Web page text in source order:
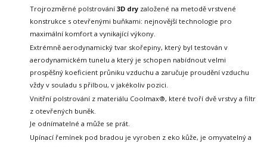
Trojrozměrné polstrování 3D dry založené na metodě vrstvené
konstrukce s otevřenými buňkami: nejnovější technologie pro
maximální komfort a vynikající výkony.
Extrémně aerodynamický tvar skořepiny, který byl testován v
aerodynamickém tunelu a který je schopen nabídnout velmi
prospěšný koeficient průniku vzduchu a zaručuje proudění vzduchu
vždy v souladu s přilbou, v jakékoliv pozici.
Vnitřní polstrování z materiálu Coolmax®, které tvoří dvě vrstvy a filtr
z otevřených buněk.
Je odnímatelné a může se prát.
Upínací řemínek pod bradou je vyroben z eko kůže, je omyvatelný a